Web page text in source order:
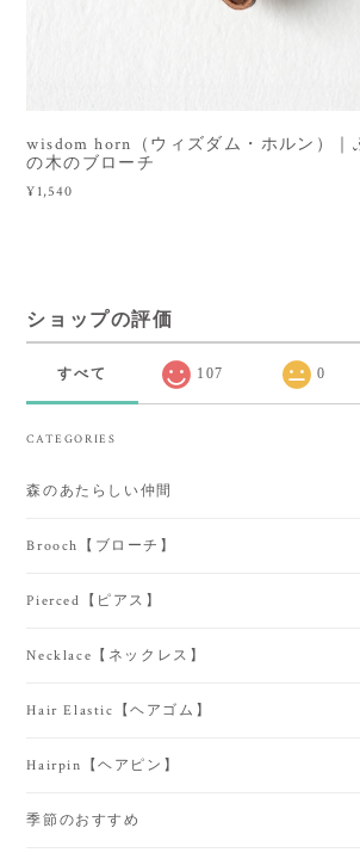
wisdom horn（ウィズダム・ホルン）｜
の木のブローチ
¥1,540
ショップの評価
すべて 107 0
CATEGORIES
森のあたらしい仲間
Brooch【ブローチ】
Pierced【ピアス】
Necklace【ネックレス】
Hair Elastic【ヘアゴム】
Hairpin【ヘアピン】
季節のおすすめ